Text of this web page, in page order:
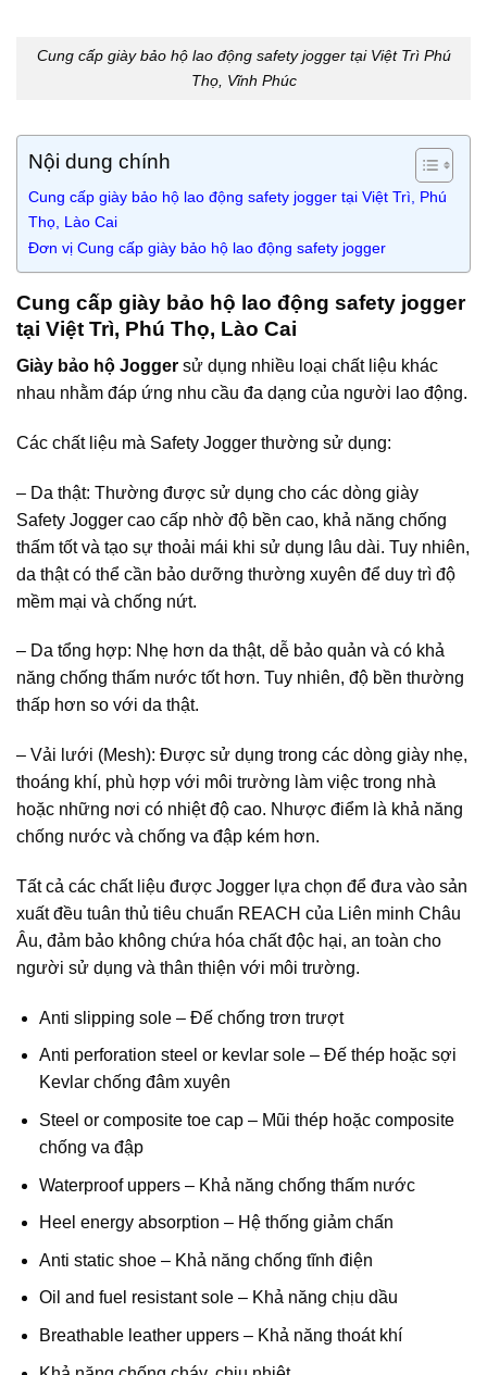
Cung cấp giày bảo hộ lao động safety jogger tại Việt Trì Phú
Thọ, Vĩnh Phúc
Nội dung chính
Cung cấp giày bảo hộ lao động safety jogger tại Việt Trì, Phú
Thọ, Lào Cai
Đơn vị Cung cấp giày bảo hộ lao động safety jogger
Cung cấp giày bảo hộ lao động safety jogger
tại Việt Trì, Phú Thọ, Lào Cai
Giày bảo hộ Jogger sử dụng nhiều loại chất liệu khác
nhau nhằm đáp ứng nhu cầu đa dạng của người lao động.
Các chất liệu mà Safety Jogger thường sử dụng:
– Da thật: Thường được sử dụng cho các dòng giày
Safety Jogger cao cấp nhờ độ bền cao, khả năng chống
thấm tốt và tạo sự thoải mái khi sử dụng lâu dài. Tuy nhiên,
da thật có thể cần bảo dưỡng thường xuyên để duy trì độ
mềm mại và chống nứt.
– Da tổng hợp: Nhẹ hơn da thật, dễ bảo quản và có khả
năng chống thấm nước tốt hơn. Tuy nhiên, độ bền thường
thấp hơn so với da thật.
– Vải lưới (Mesh): Được sử dụng trong các dòng giày nhẹ,
thoáng khí, phù hợp với môi trường làm việc trong nhà
hoặc những nơi có nhiệt độ cao. Nhược điểm là khả năng
chống nước và chống va đập kém hơn.
Tất cả các chất liệu được Jogger lựa chọn để đưa vào sản
xuất đều tuân thủ tiêu chuẩn REACH của Liên minh Châu
Âu, đảm bảo không chứa hóa chất độc hại, an toàn cho
người sử dụng và thân thiện với môi trường.
Anti slipping sole – Đế chống trơn trượt
Anti perforation steel or kevlar sole – Đế thép hoặc sợi
Kevlar chống đâm xuyên
Steel or composite toe cap – Mũi thép hoặc composite
chống va đập
Waterproof uppers – Khả năng chống thấm nước
Heel energy absorption – Hệ thống giảm chấn
Anti static shoe – Khả năng chống tĩnh điện
Oil and fuel resistant sole – Khả năng chịu dầu
Breathable leather uppers – Khả năng thoát khí